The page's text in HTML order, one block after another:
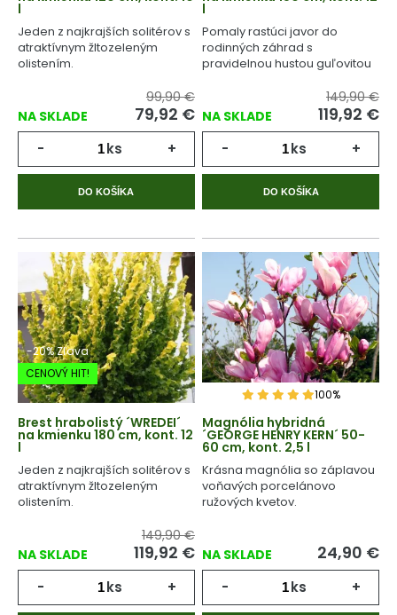
l
Jeden z najkrajších solitérov s
atraktívnym žltozeleným
olistením.
NA SKLADE
99,90 €
79,92 €
- ks +
DO KOŠÍKA
l
Pomaly rastúci javor do
rodinných záhrad s
pravidelnou hustou guľovitou
NA SKLADE
149,90 €
119,92 €
- ks +
DO KOŠÍKA
-20% Zľava
CENOVÝ HIT!
Brest hrabolistý ´WREDEI´
na kmienku 180 cm, kont. 12
l
Jeden z najkrajších solitérov s
atraktívnym žltozeleným
olistením.
NA SKLADE
149,90 €
119,92 €
- ks +
100%
Magnólia hybridná
´GEORGE HENRY KERN´ 50-
60 cm, kont. 2,5 l
Krásna magnólia so záplavou
voňavých porcelánovo
ružových kvetov.
NA SKLADE 24,90 €
- ks +